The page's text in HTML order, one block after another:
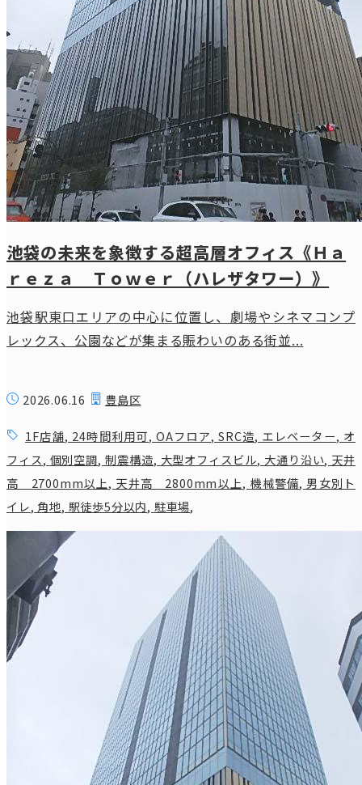
池袋の未来を象徴する超高層オフィス《Ｈａ
ｒｅｚａ Ｔｏｗｅｒ（ハレザタワー）》
池袋駅東口エリアの中心に位置し、劇場やシネマコンプ
レックス、公園などが集まる賑わいのある街並...
2026.06.16 豊島区
1F店舗, 24時間利用可, OAフロア, SRC造, エレベーター, オ
フィス, 個別空調,制震構造, 大型オフィスビル, 大通り沿い, 天井
高 2700mm以上, 天井高 2800mm以上, 機械警備,男女別ト
イレ, 角地, 駅徒歩5分以内, 駐車場,